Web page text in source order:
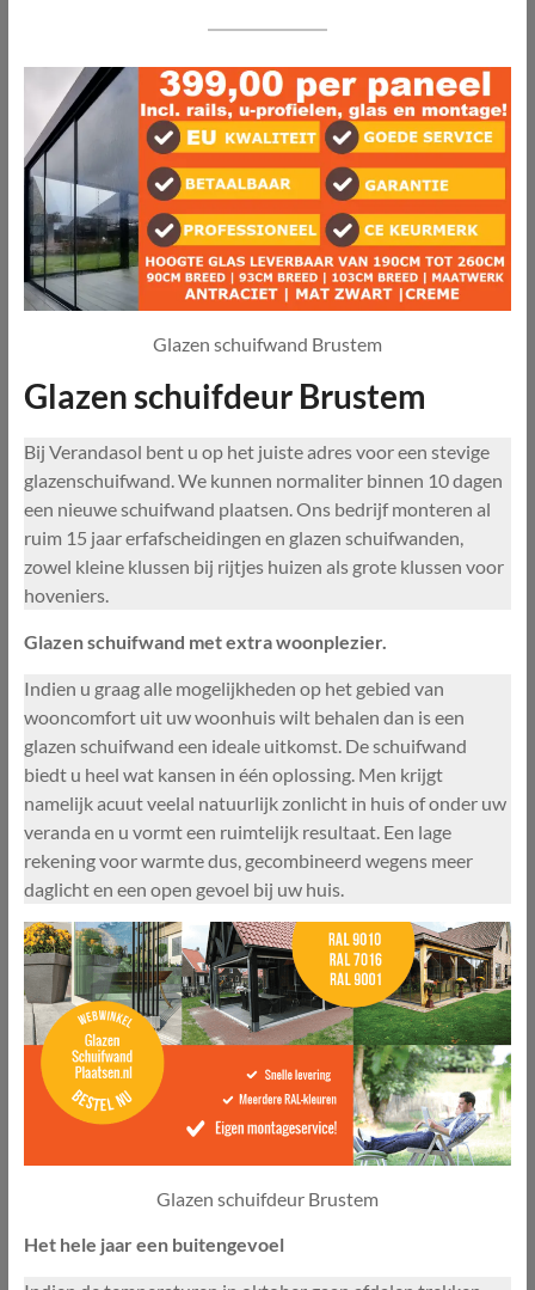
Glazen schuifwand Brustem
Glazen schuifdeur Brustem
Bij Verandasol bent u op het juiste adres voor een stevige
glazenschuifwand. We kunnen normaliter binnen 10 dagen
een nieuwe schuifwand plaatsen. Ons bedrijf monteren al
ruim 15 jaar erfafscheidingen en glazen schuifwanden,
zowel kleine klussen bij rijtjes huizen als grote klussen voor
hoveniers.
Glazen schuifwand met extra woonplezier.
Indien u graag alle mogelijkheden op het gebied van
wooncomfort uit uw woonhuis wilt behalen dan is een
glazen schuifwand een ideale uitkomst. De schuifwand
biedt u heel wat kansen in één oplossing. Men krijgt
namelijk acuut veelal natuurlijk zonlicht in huis of onder uw
veranda en u vormt een ruimtelijk resultaat. Een lage
rekening voor warmte dus, gecombineerd wegens meer
daglicht en een open gevoel bij uw huis.
Glazen schuifdeur Brustem
Het hele jaar een buitengevoel